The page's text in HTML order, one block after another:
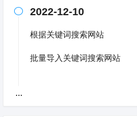
 2022-12-10
根据关键词搜索网站
批量导入关键词搜索网站
...